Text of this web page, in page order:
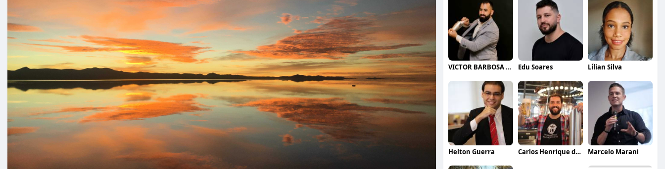
VICTOR BARBOSA QUARANTA Edu Soares Lílian Silva
Helton Guerra Carlos Henrique de Faria Vasconcelos Marcelo Marani